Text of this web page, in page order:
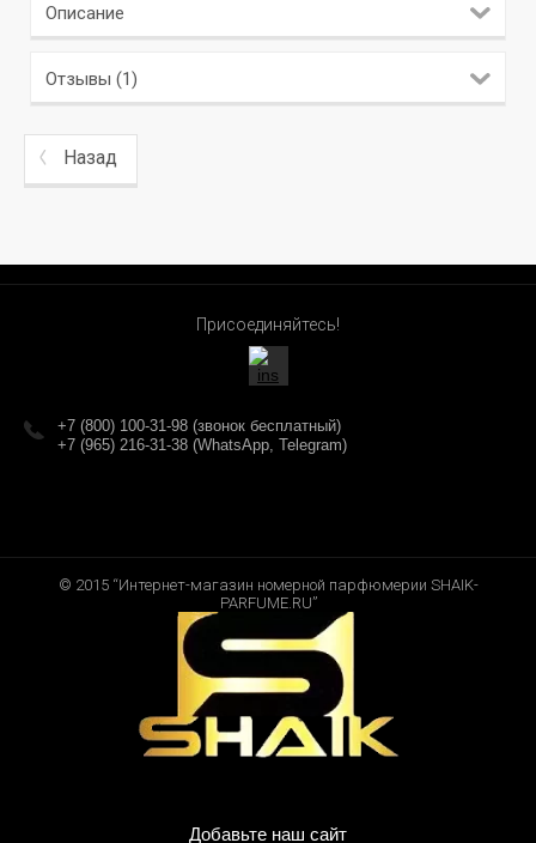
Описание
Отзывы (1)
Назад
Присоединяйтесь!
+7 (800) 100-31-98 (звонок бесплатный)
+7 (965) 216-31-38 (WhatsApp, Telegram)
© 2015 “Интернет-магазин номерной парфюмерии SHAIK-
PARFUME.RU”
Добавьте наш сайт